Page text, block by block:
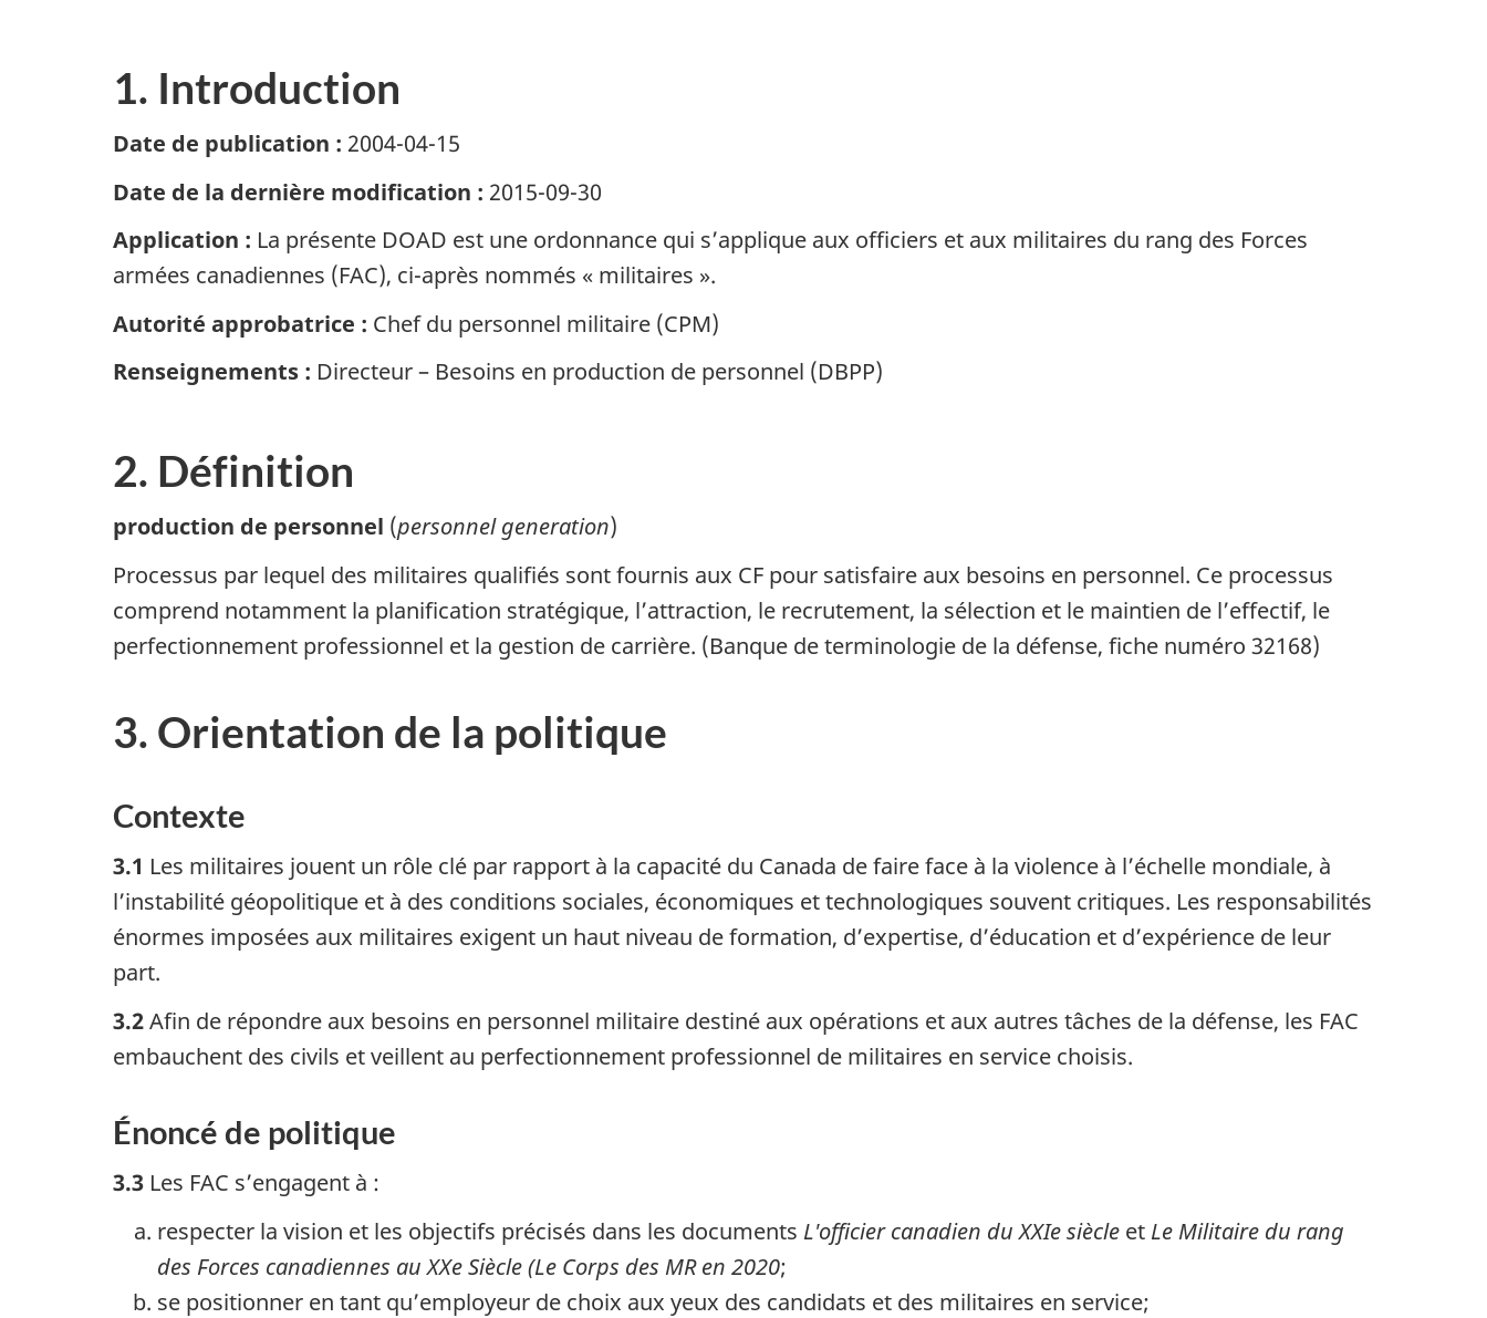
1. Introduction
Date de publication : 2004-04-15
Date de la dernière modification : 2015-09-30
Application : La présente DOAD est une ordonnance qui s’applique aux officiers et aux militaires du rang des Forces
armées canadiennes (FAC), ci-après nommés « militaires ».
Autorité approbatrice : Chef du personnel militaire (CPM)
Renseignements : Directeur – Besoins en production de personnel (DBPP)
2. Définition
production de personnel (personnel generation)
Processus par lequel des militaires qualifiés sont fournis aux CF pour satisfaire aux besoins en personnel. Ce processus
comprend notamment la planification stratégique, l’attraction, le recrutement, la sélection et le maintien de l’effectif, le
perfectionnement professionnel et la gestion de carrière. (Banque de terminologie de la défense, fiche numéro 32168)
3. Orientation de la politique
Contexte
3.1 Les militaires jouent un rôle clé par rapport à la capacité du Canada de faire face à la violence à l’échelle mondiale, à
l’instabilité géopolitique et à des conditions sociales, économiques et technologiques souvent critiques. Les responsabilités
énormes imposées aux militaires exigent un haut niveau de formation, d’expertise, d’éducation et d’expérience de leur
part.
3.2Afin de répondre aux besoins en personnel militaire destiné aux opérations et aux autres tâches de la défense, les FAC
embauchent des civils et veillent au perfectionnement professionnel de militaires en service choisis.
Énoncé de politique
3.3 Les FAC s’engagent à :
respecter la vision et les objectifs précisés dans les documents L'officier canadien du XXIe siècle et Le Militaire du rang
des Forces canadiennes au XXe Siècle (Le Corps des MR en 2020;
se positionner en tant qu’employeur de choix aux yeux des candidats et des militaires en service;